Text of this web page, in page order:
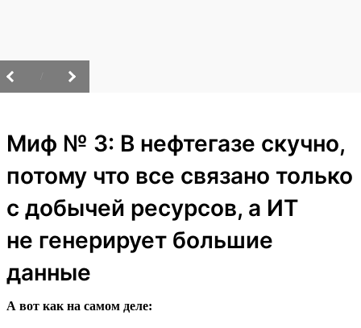
Миф № 3: В нефтегазе скучно,
потому что все связано только
с добычей ресурсов, а ИТ
не генерирует большие
данные
А вот как на самом деле: